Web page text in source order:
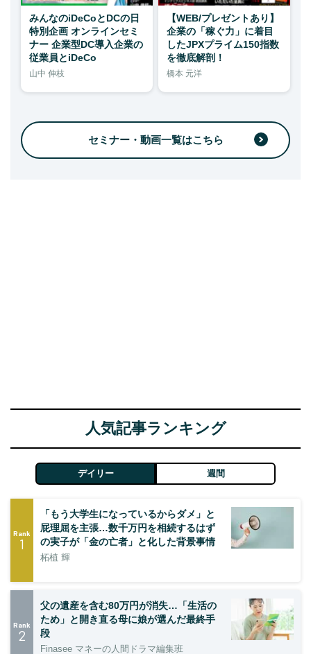
みんなのiDeCoとDCの日
特別企画 オンラインセミ
ナー 企業型DC導入企業の
従業員とiDeCo
山中 伸枝
【WEB/プレゼントあり】
企業の「稼ぐ力」に着目
したJPXプライム150指数
を徹底解剖！
橋本 元洋
セミナー・動画一覧はこちら
人気記事ランキング
デイリー 週間
Rank
1
「もう大学生になっているからダメ」と
屁理屈を主張…数千万円を相続するはず
の実子が「金の亡者」と化した背景事情
柘植 輝
Rank
2
父の遺産を含む80万円が消失…「生活の
ため」と開き直る母に娘が選んだ最終手
段
Finasee マネーの人間ドラマ編集班